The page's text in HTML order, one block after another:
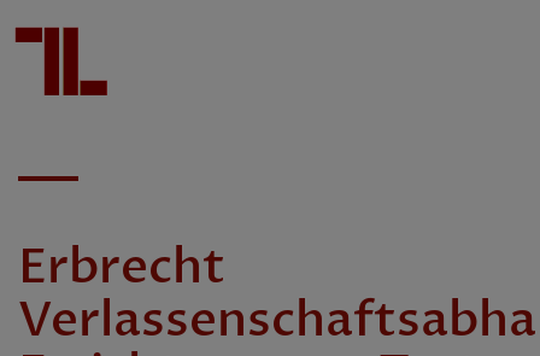
Dr. Walter Geißelmann em.
Erbrecht